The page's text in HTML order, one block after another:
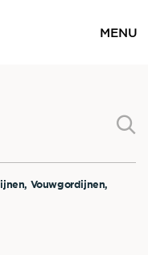
Vouwgordijnen
MENU